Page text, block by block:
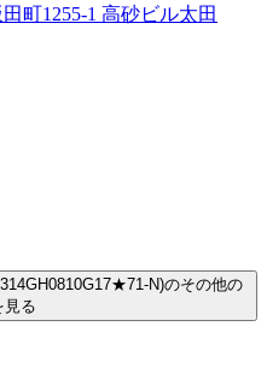
町1255-1 高砂ビル太田
N)のその他の
見る